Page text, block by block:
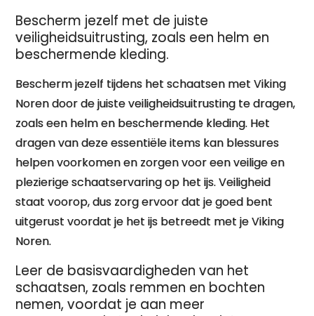
Bescherm jezelf met de juiste
veiligheidsuitrusting, zoals een helm en
beschermende kleding.
Bescherm jezelf tijdens het schaatsen met Viking
Noren door de juiste veiligheidsuitrusting te dragen,
zoals een helm en beschermende kleding. Het
dragen van deze essentiële items kan blessures
helpen voorkomen en zorgen voor een veilige en
plezierige schaatservaring op het ijs. Veiligheid
staat voorop, dus zorg ervoor dat je goed bent
uitgerust voordat je het ijs betreedt met je Viking
Noren.
Leer de basisvaardigheden van het
schaatsen, zoals remmen en bochten
nemen, voordat je aan meer